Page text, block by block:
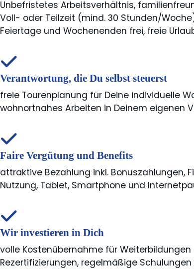
Unbefristetes Arbeitsverhältnis,
Voll- oder Teilzeit (mind. 30 Stunden/
Feiertage und Wochenenden frei, freie
Verantwortung, die Du selbst steuerst
freie Tourenplanung für Deine individuelle
wohnortnahes Arbeiten in Deinem eigenen
Faire Vergütung und Benefits
attraktive Bezahlung inkl. Bonuszahlungen,
Nutzung, Tablet, Smartphone und
Wir investieren in Dich
volle Kostenübernahme für Weiterbildungen
Rezertifizierungen, regelmäßige